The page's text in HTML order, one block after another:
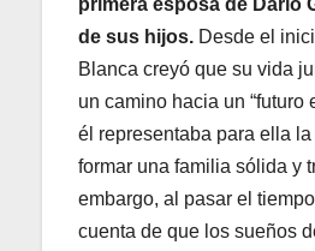
de sus hijos. Desde el
Blanca creyó que su vida
un camino hacia un “futuro
él representaba para ella
formar una familia sólida y
embargo, al pasar el
cuenta de que los sueños